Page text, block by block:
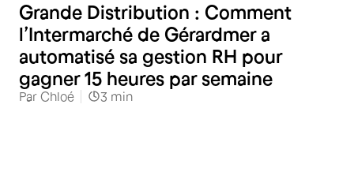
Grande Distribution : Comment
l’Intermarché de Gérardmer a
automatisé sa gestion RH pour
gagner 15 heures par semaine
Par Chloé 3 min